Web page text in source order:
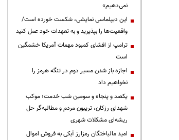
نمی‌دهیم»
این دیپلماسی نمایشی، شکست خورده است/
واقعیت‌ها را بپذیرید و به تعهدات خود عمل کنید
ترامپ از افشای کمبود مهمات آمریکا خشمگین
است
اجازه باز شدن مسیر دوم در تنگه هرمز را
نخواهیم داد
یکصد و پنجاه و سومین شب خدمت؛ موکب
شهدای رزکان، تریبون مردم و مطالبه‌گر حل
ریشه‌ای مشکلات شهری
امید مالباختگان رمزارز آبکی به فروش اموال